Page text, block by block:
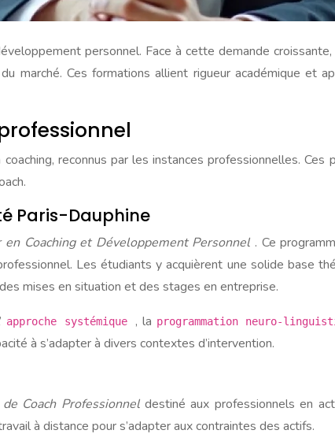
personnel. Face à cette demande
marché. Ces formations allient rigueur académique et
reconnus par les instances professionnelles.
Paris-Dauphine
en Coaching et Développement Personnel . Ce
Les étudiants y acquièrent une solide base
mises en situation et des stages en entreprise.
approche systémique , la programmation neuro-
à s’adapter à divers contextes d’intervention.
Coach Professionneldestiné aux professionnels en
à distance pour s’adapter aux contraintes des actifs.